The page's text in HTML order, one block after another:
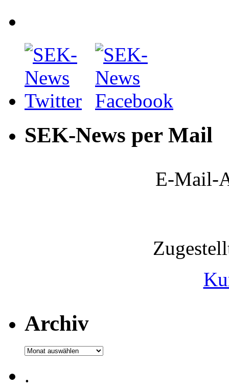
SEK-News per Mail
E-Mail-
Archiv
Archiv
.